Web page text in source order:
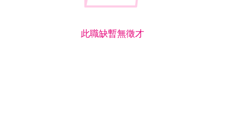
此職缺暫無徵才